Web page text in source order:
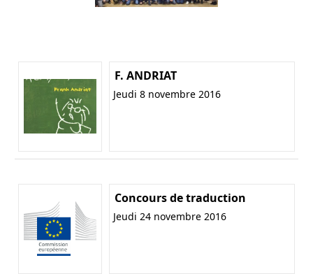
F. ANDRIAT
Jeudi 8 novembre 2016
Concours de traduction
Jeudi 24 novembre 2016